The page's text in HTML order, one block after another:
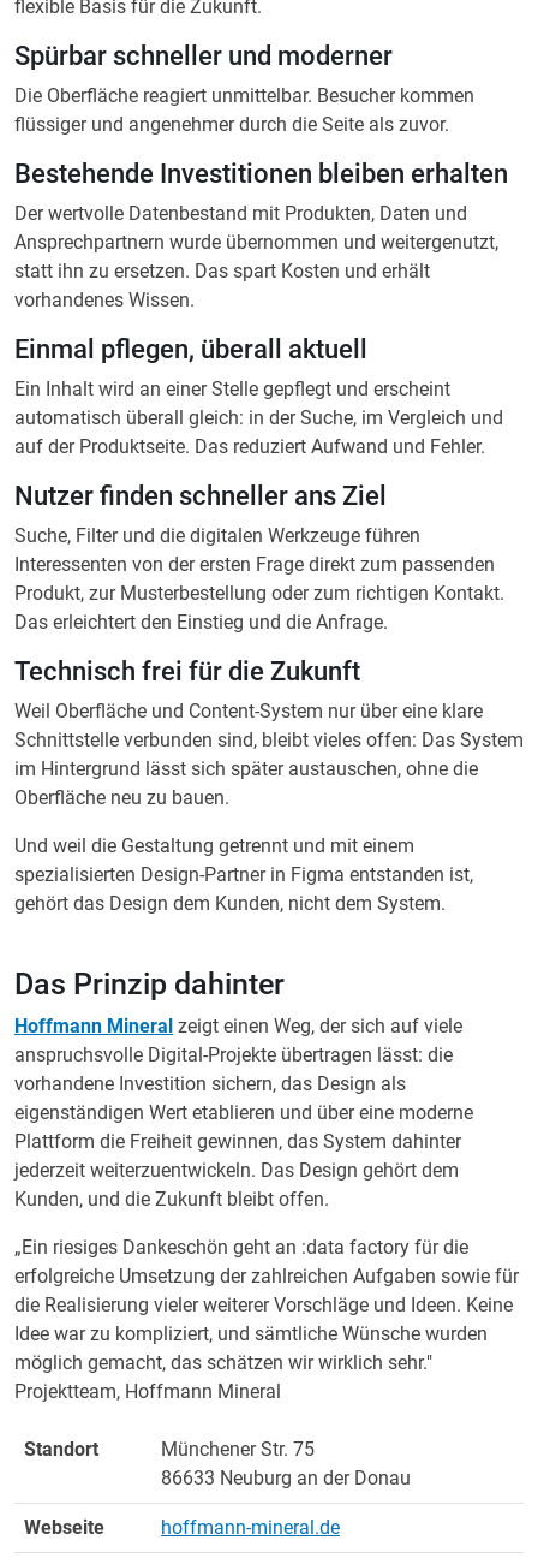
flexible Basis für die Zukunft.
Spürbar schneller und moderner
Die Oberfläche reagiert unmittelbar. Besucher kommen
flüssiger und angenehmer durch die Seite als zuvor.
Bestehende Investitionen bleiben erhalten
Der wertvolle Datenbestand mit Produkten, Daten und
Ansprechpartnern wurde übernommen und weitergenutzt,
statt ihn zu ersetzen. Das spart Kosten und erhält
vorhandenes Wissen.
Einmal pflegen, überall aktuell
Ein Inhalt wird an einer Stelle gepflegt und erscheint
automatisch überall gleich: in der Suche, im Vergleich und
auf der Produktseite. Das reduziert Aufwand und Fehler.
Nutzer finden schneller ans Ziel
Suche, Filter und die digitalen Werkzeuge führen
Interessenten von der ersten Frage direkt zum passenden
Produkt, zur Musterbestellung oder zum richtigen Kontakt.
Das erleichtert den Einstieg und die Anfrage.
Technisch frei für die Zukunft
Weil Oberfläche und Content-System nur über eine klare
Schnittstelle verbunden sind, bleibt vieles offen: Das System
im Hintergrund lässt sich später austauschen, ohne die
Oberfläche neu zu bauen.
Und weil die Gestaltung getrennt und mit einem
spezialisierten Design-Partner in Figma entstanden ist,
gehört das Design dem Kunden, nicht dem System.
Das Prinzip dahinter
Hoffmann Mineral zeigt einen Weg, der sich auf viele
anspruchsvolle Digital-Projekte übertragen lässt: die
vorhandene Investition sichern, das Design als
eigenständigen Wert etablieren und über eine moderne
Plattform die Freiheit gewinnen, das System dahinter
jederzeit weiterzuentwickeln. Das Design gehört dem
Kunden, und die Zukunft bleibt offen.
„Ein riesiges Dankeschön geht an :data factory für die
erfolgreiche Umsetzung der zahlreichen Aufgaben sowie für
die Realisierung vieler weiterer Vorschläge und Ideen. Keine
Idee war zu kompliziert, und sämtliche Wünsche wurden
möglich gemacht, das schätzen wir wirklich sehr."
Projektteam, Hoffmann Mineral
Standort
Münchener Str. 75
86633 Neuburg an der Donau
Webseite hoffmann-mineral.de